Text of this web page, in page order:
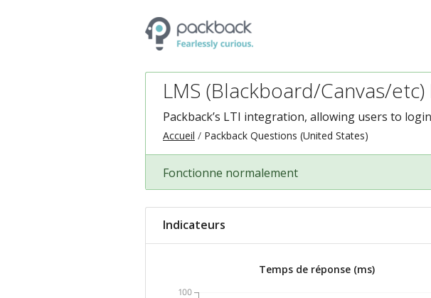
LMS (Blackboard/Canvas/
Packback’s LTI integration, allowing users to
Accueil Packback Questions (United States)
Fonctionne normalement
Indicateurs
Temps de réponse (ms)
100